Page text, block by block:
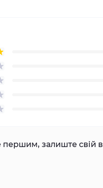
першим, залиште свій